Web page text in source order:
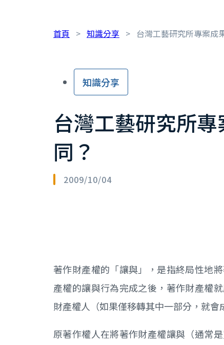
首頁 > 知識分享 > 台灣工藝研究所專案成
知識分享
台灣工藝研究所
同？
2009/10/04
著作財產權的「讓與」，是指終局性地
產權的讓與行為完成之後，著作財產權
財產權人（如果僅移轉其中一部分，就會
原著作權人在將著作財產權讓與（通常